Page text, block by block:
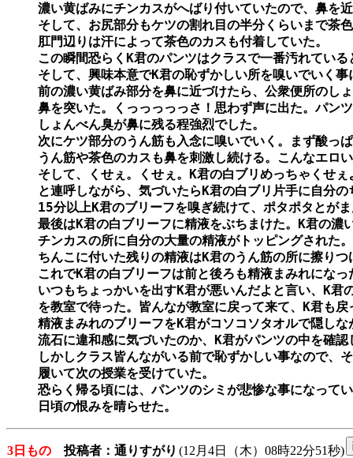
濃い黄ばみにチンカスがへばり付いていたので、鼻を
そして、お尻部分もケツの割れ目の半分くらいまで茶
肛門辺りは汗によって茶色のカスも付着していた。
この瞬間恐らくK君のパンツはクラスで一番汚れている
そして、興味本意でK君の恥ずかしい所を嗅いでいく事
前の濃い黄ばみ部分を鼻に近づけたら、公衆便所のし
鼻を突いた。くっっっっっさ！思わず声に出た。パン
しょんべん臭が鼻に残る程強烈でした。
次にケツ部分のうん筋も入念に嗅いでいく。まず酸っ
うん筋や茶色のカスも鼻を刺激し続ける。こんなエロ
そして、くせぇ。くせぇ。K君の白ブリめっちゃくせぇ
と連呼しながら、気づいたらK君の白ブリ片手に自分
15分以上K君のブリーフを嗅ぎ続けて、ポタポタとが
最後はK君の白ブリーフに精液をぶちまけた。K君の濃
チンカスの所に自分の大量の精液がトッピングされた。
ちんこに付いた残りの精液はK君のうん筋の所に擦りつ
これでK君の白ブリーフは前と後ろも精液まみれになっ
いつもちょっかいを出すK君が悪いんだよと言い、K君
を教室で待った。皆んなが教室に戻って来て、K君も戻
精液まみれのブリーフをK君がコソコソタオルで隠し
流石に違和感に気づいたのか、K君がパンツの中を確認
しかしクラス皆んながいる前で恥ずかしい事なので、
履いて次の授業を受けていた。
恐らく帰る頃には、パンツのシミが悲惨な事になって
3日もの 投稿者：通りすがり (12月4日（木）08時22分51秒)